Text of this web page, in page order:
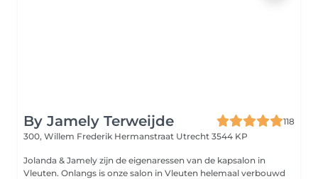
By Jamely Terweijde
118
300, Willem Frederik Hermanstraat Utrecht 3544 KP
Jolanda & Jamely zijn de eigenaressen van de kapsalon in
Vleuten. Onlangs is onze salon in Vleuten helemaal verbouwd